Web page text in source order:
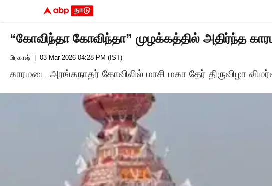
“கோவிந்தா கோவிந்தா” முழக்கத்தில் அதிர்ந்த
பிரகாஷ் | 03 Mar 2026 04:28 PM (IST)
காரமடை அரங்கநாதர் கோவிலில் மாசி மகா தேர் திருவிழா